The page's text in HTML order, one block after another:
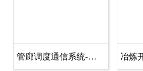
管廊调度通信系统-软著证书(202